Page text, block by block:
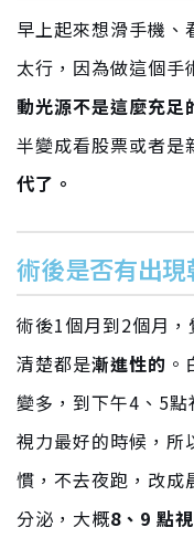
早上起來想滑手機、
太行，因為做這個手
動光源不是這麼充足
半變成看股票或者是
代了。
術後是否有出
術後1個月到2個月
清楚都是漸進性的
變多，到下午4、5
視力最好的時候，所
慣，不去夜跑，改成
分泌，大概8、9 點